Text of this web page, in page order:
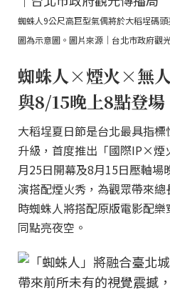
蜘蛛人9公尺高巨型氣偶將於大稻埕碼
圖為示意圖。圖片來源｜台北市政府觀
蜘蛛人×煙火×無
與8/15晚上8點登場
大稻埕夏日節是台北最具指
升級，首度推出「國際IP×
月25日開幕及8月15日壓軸場
演搭配煙火秀，為觀眾帶來
時蜘蛛人將搭配原版電影配
同點亮夜空。